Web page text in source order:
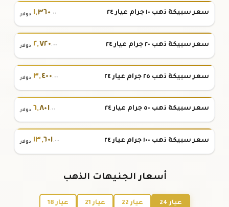
سعر سبيكة ذهب ١٠ جرام عيار ٢٤ ١,٣٦٠.٠٠ دولار
سعر سبيكة ذهب ٢٠ جرام عيار ٢٤ ٢,٧٢٠.٠٠ دولار
سعر سبيكة ذهب ٢٥ جرام عيار ٢٤ ٣,٤٠٠.٠٠ دولار
سعر سبيكة ذهب ٥٠ جرام عيار ٢٤ ٦,٨٠١.٠٠ دولار
سعر سبيكة ذهب ١٠٠ جرام عيار ٢٤ ١٣,٦٠١.٠٠ دولار
أسعار الجنيهات الذهب
عيار 24 عيار 22 عيار 21 عيار 18